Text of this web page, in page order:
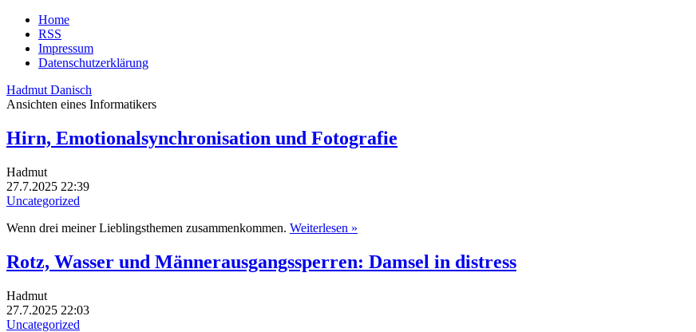
Home
RSS
Impressum
Datenschutzerklärung
Hadmut Danisch
Ansichten eines Informatikers
Hirn, Emotionalsynchronisation und Fotografie
Hadmut
27.7.2025 22:39
Uncategorized
Wenn drei meiner Lieblingsthemen zusammenkommen. Weiterlesen »
Rotz, Wasser und Männerausgangssperren: Damsel in distress
Hadmut
27.7.2025 22:03
Uncategorized